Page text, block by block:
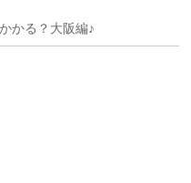
かる？大阪編♪